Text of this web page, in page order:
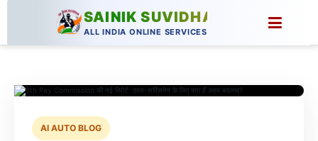
SAINIK SUVIDHA
ALL INDIA ONLINE SERVICES
AI AUTO BLOG